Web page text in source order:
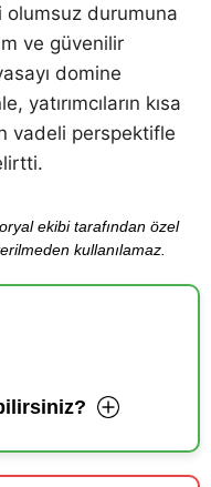
olumsuz durumuna
ve güvenilir
domine
yatırımcıların kısa
vadeli perspektifle
ekibi tarafından özel
kullanılamaz.